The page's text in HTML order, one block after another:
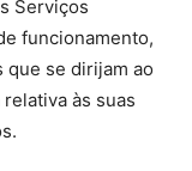
Serviços
funcionamento,
que se dirijam ao
às suas